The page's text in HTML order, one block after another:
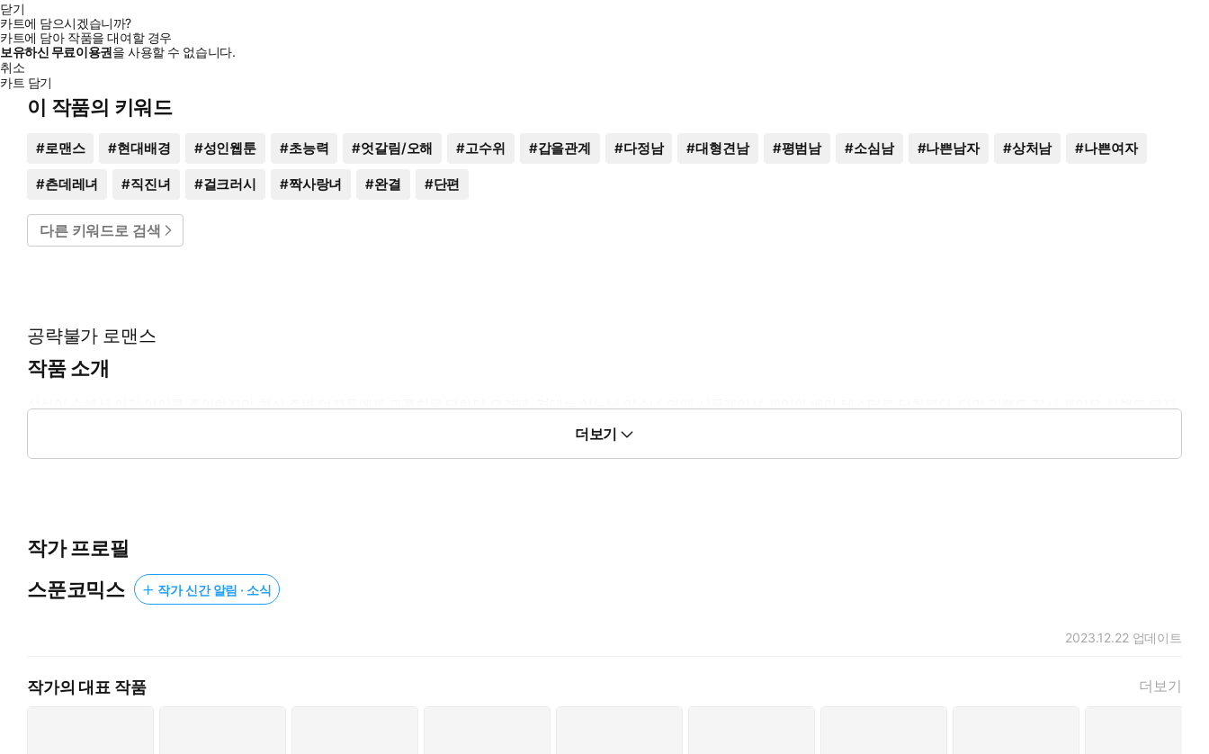
닫기
카트에 담으시겠습니까?
카트에 담아 작품을 대여할 경우
보유하신 무료이용권을 사용할 수 없습니다.
취소
카트 담기
이 작품의 키워드
#로맨스 #현대배경 #성인웹툰 #초능력 #엇갈림/오해 #고수위 #갑을관계 #다정남 #대형견남 #평범남 #소심남 #나쁜남자 #상처남 #나쁜여자
#츤데레녀 #직진녀 #걸크러시 #짝사랑녀 #완결 #단편
다른 키워드로 검색
공략불가 로맨스
작품 소개
심성이 순해서 어린 아이를 좋아하지만 항상 주변 여자들에게 괴롭힘을 당하던 오경태. 경태는 어느날 미소녀 연애 시뮬레이션 게임의 베타 테스터로 당첨된다. 다만 기쁨도 잠시 게임은 실행도 되지
않고 설치도 제대로 되지 않아 그저 망겜이라고 치부하고 나니... 주변 모든 여성들의 호감도가 보이기 시작한다! 그리고 자신을 학생 시절부터 괴롭혀온 같은 대학 퀸카, 민지아의 호감도까지 보이는
더보기
작가 프로필
스푼코믹스
작가 신간 알림 · 소식
2023.12.22 업데이트
작가의 대표 작품 더보기